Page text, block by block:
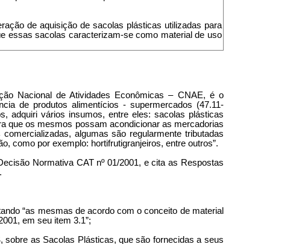
de aquisição de sacolas plásticas utilizadas para
essas sacolas caracterizam-se como material de uso
Nacional de Atividades Econômicas – CNAE, é o
de produtos alimentícios - supermercados (47.11-
adquiri vários insumos, entre eles: sacolas plásticas
que os mesmos possam acondicionar as mercadorias
algumas são regularmente tributadas
como por exemplo: hortifrutigranjeiros, entre outros”.
Normativa CAT nº 01/2001, e cita as Respostas
“as mesmas de acordo com o conceito de material
em seu item 3.1”;
sobre as Sacolas Plásticas, que são fornecidas a seus